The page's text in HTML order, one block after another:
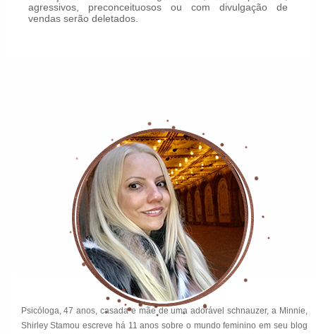
agressivos, preconceituosos ou com divulgação de
vendas serão deletados.
Psicóloga, 47 anos, casada e mãe de uma adorável schnauzer, a Minnie,
Shirley Stamou escreve há 11 anos sobre o mundo feminino em seu blog